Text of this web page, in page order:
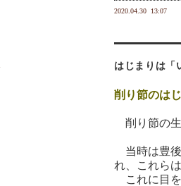
2020.04.30 13:07
はじまりは「
削り節のは
削り節の生
当時は豊後
れ、これら
これに目を